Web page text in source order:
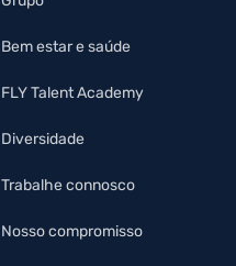
Bem estar e saúde
FLY Talent Academy
Diversidade
Trabalhe connosco
Nosso compromisso